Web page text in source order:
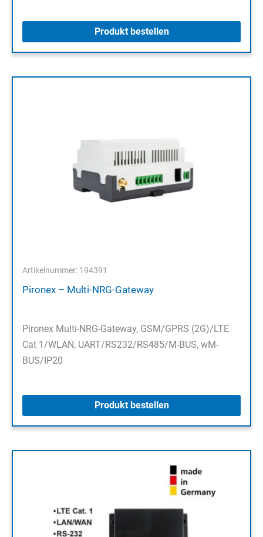
Produkt bestellen
Artikelnummer: 194391
Pironex – Multi-NRG-Gateway
Pironex Multi-NRG-Gateway, GSM/GPRS (2G)/LTE
Cat 1/WLAN, UART/RS232/RS485/M-BUS, wM-
BUS/IP20
Produkt bestellen